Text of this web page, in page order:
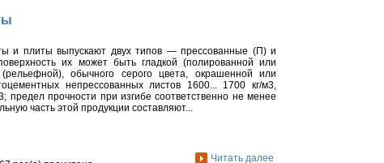
и плиты выпускают двух типов — прессованные (П) и
их может быть гладкой (полированной или
обычного серого цвета, окрашенной или
непрессованных листов 1600... 1700 кг/м3,
предел прочности при изгибе соответственно не менее
часть этой продукции составляют...
Читать далее